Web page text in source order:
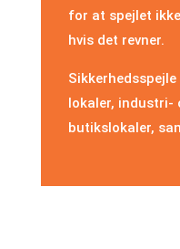
for at spejlet
hvis det revner.
lokaler, industri-
butikslokaler,